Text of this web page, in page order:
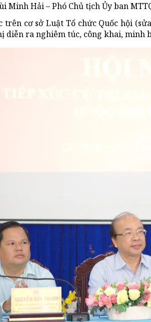
Minh Hải – Phó Chủ tịch Ủy ban
cơ sở Luật Tổ chức Quốc hội
diễn ra nghiêm túc, công khai, minh